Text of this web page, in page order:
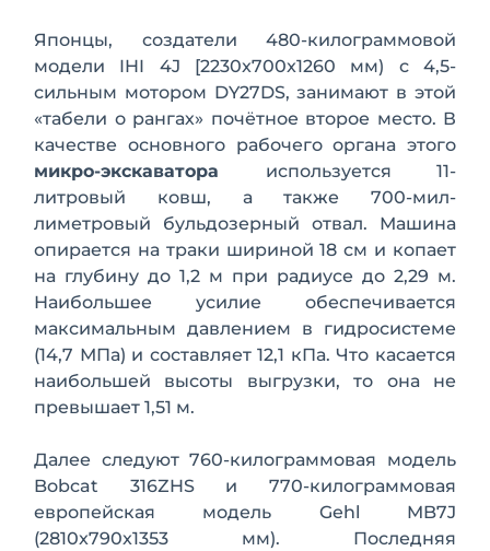
Японцы, создатели 480-килограммо­вой
модели IHI 4J [2230x700x1260 мм) с 4,5-
сильным мотором DY27DS, зани­мают в этой
«табели о рангах» почётное второе место. В
качестве основного ра­бочего органа этого
микро-экскаватора используется 11-
литровый ковш, а так­же 700-мил­
лиметровый бульдозерный отвал. Машина
опирается на траки шириной 18 см и копает
на глубину до 1,2 м при ра­диусе до 2,29 м.
Наибольшее усилие обес­печивается
максимальным давлением в гидросистеме
(14,7 МПа) и составляет 12,1 кПа. Что касается
наибольшей высоты выгрузки, то она не
превышает 1,51 м.
Далее следуют 760-килограммо­вая модель
Bobcat 316ZHS и 770-килограммовая
европейская мо­дель Gehl MB7J
(2810x790x1353 мм). Последняя